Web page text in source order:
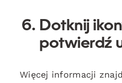
Dotknij
potwierdź
Więcej informacji